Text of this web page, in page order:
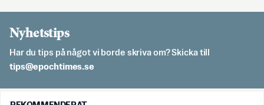
Nyhetstips
Har du tips på något vi borde skriva om? Skicka till
es.semithcope@spit